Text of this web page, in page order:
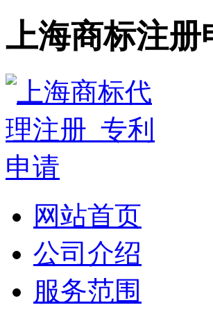
上海商标注册
网站首页
公司介绍
服务范围